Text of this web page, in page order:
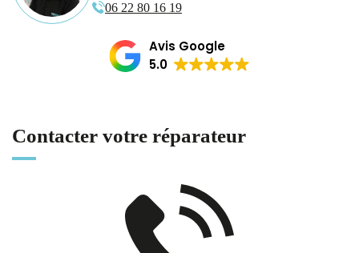
06 22 80 16 19
Avis Google
5.0
Contacter votre réparateur